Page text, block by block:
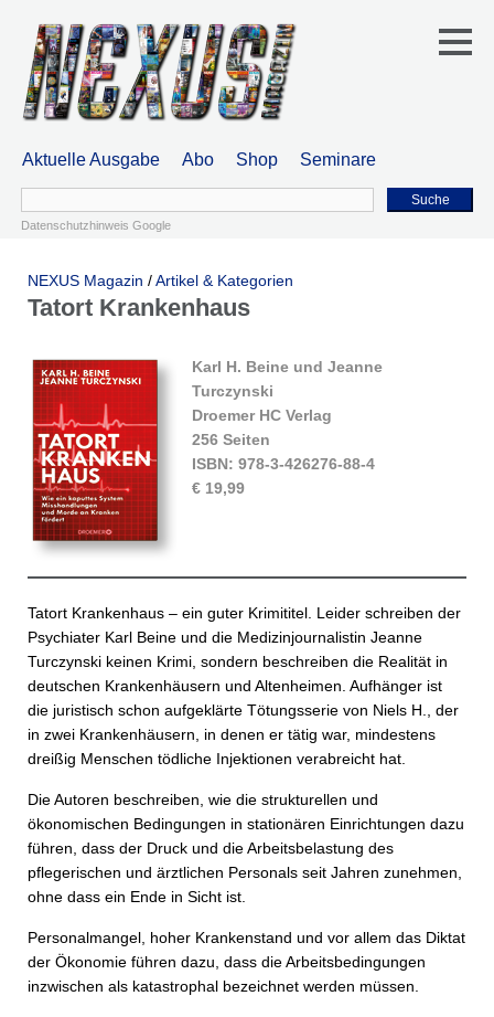
Aktuelle Ausgabe Abo Shop Seminare
Suche
Datenschutzhinweis Google
NEXUS Magazin /Artikel & Kategorien
Tatort Krankenhaus
Karl H. Beine und Jeanne
Turczynski
Droemer HC Verlag
256 Seiten
ISBN: 978-3-426276-88-4
€ 19,99
Tatort Krankenhaus – ein guter Krimititel. Leider schreiben der
Psychiater Karl Beine und die Medizinjournalistin Jeanne
Turczynski keinen Krimi, sondern beschreiben die Realität in
deutschen Krankenhäusern und Altenheimen. Aufhänger ist
die juristisch schon aufgeklärte Tötungsserie von Niels H., der
in zwei Krankenhäusern, in denen er tätig war, mindestens
dreißig Menschen tödliche Injektionen verabreicht hat.
Die Autoren beschreiben, wie die strukturellen und
ökonomischen Bedingungen in stationären Einrichtungen dazu
führen, dass der Druck und die Arbeitsbelastung des
pflegerischen und ärztlichen Personals seit Jahren zunehmen,
ohne dass ein Ende in Sicht ist.
Personalmangel, hoher Krankenstand und vor allem das Diktat
der Ökonomie führen dazu, dass die Arbeitsbedingungen
inzwischen als katastrophal bezeichnet werden müssen.